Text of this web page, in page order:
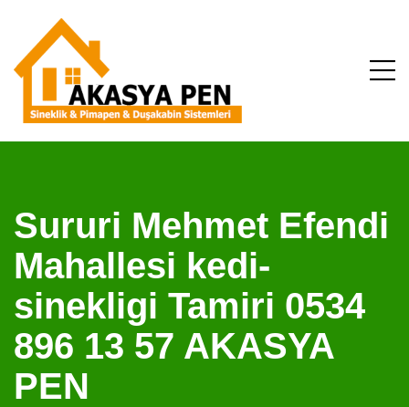
Sururi Mehmet Efendi
Mahallesi kedi-
sinekligi Tamiri 0534
896 13 57 AKASYA
PEN